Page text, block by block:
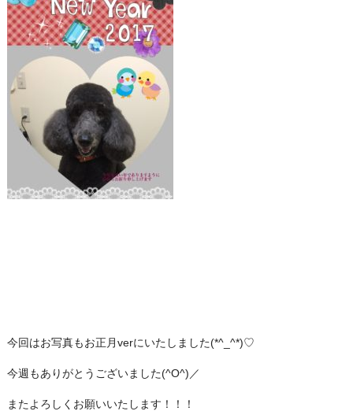
今回はお写真もお正月verにいたしました(*^_^*)♡
今週もありがとうございました(^O^)／
またよろしくお願いいたします！！！